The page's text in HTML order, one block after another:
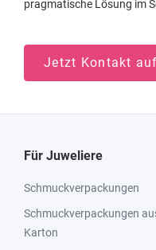
pragmatische Lösung im
Jetzt Kontakt
Für Juweliere
Schmuckverpackungen
Schmuckverpackungen
Karton